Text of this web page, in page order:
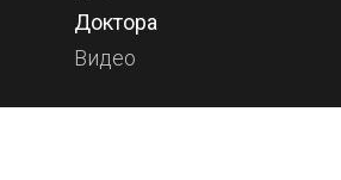
Доктора
Видео